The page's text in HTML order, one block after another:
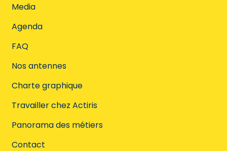
Media
Agenda
FAQ
Nos antennes
Charte graphique
Travailler chez Actiris
Panorama des métiers
Contact